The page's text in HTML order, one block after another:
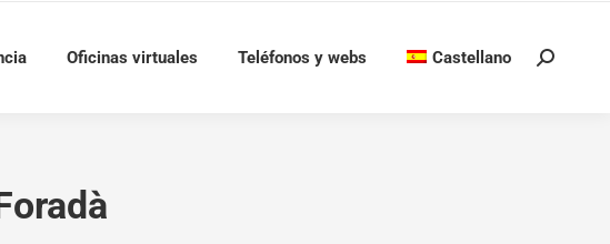
Oficinas virtuales Teléfonos y webs Castellano Buscar: